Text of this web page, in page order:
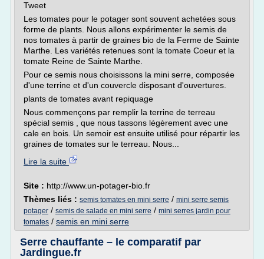
Tweet
Les tomates pour le potager sont souvent achetées sous
forme de plants. Nous allons expérimenter le semis de
nos tomates à partir de graines bio de la Ferme de Sainte
Marthe. Les variétés retenues sont la tomate Coeur et la
tomate Reine de Sainte Marthe.
Pour ce semis nous choisissons la mini serre, composée
d'une terrine et d'un couvercle disposant d'ouvertures.
plants de tomates avant repiquage
Nous commençons par remplir la terrine de terreau
spécial semis , que nous tassons légèrement avec une
cale en bois. Un semoir est ensuite utilisé pour répartir les
graines de tomates sur le terreau. Nous...
Lire la suite
Site : http://www.un-potager-bio.fr
Thèmes liés : semis tomates en mini serre / mini serre semis
potager / semis de salade en mini serre / mini serres jardin pour
tomates / semis en mini serre
Serre chauffante – le comparatif par
Jardingue.fr